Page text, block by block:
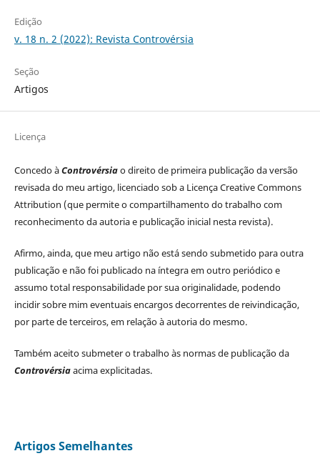
Edição
v. 18 n. 2 (2022): Revista Controvérsia
Seção
Artigos
Licença
Concedo àControvérsiao direito de primeira publicação da versão
revisada do meu artigo, licenciado sob a Licença Creative Commons
Attribution (que permite o compartilhamento do trabalho com
reconhecimento da autoria e publicação inicial nesta revista).
Afirmo, ainda, que meu artigo não está sendo submetido para outra
publicação e não foi publicado na íntegra em outro periódico e
assumo total responsabilidade por sua originalidade, podendo
incidir sobre mim eventuais encargos decorrentes de reivindicação,
por parte de terceiros, em relação à autoria do mesmo.
Também aceito submeter o trabalho às normas de publicação da
Controvérsiaacima explicitadas.
Artigos Semelhantes